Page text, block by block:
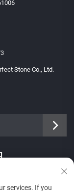
Stone Co., Ltd.
бюлетин
services. If you